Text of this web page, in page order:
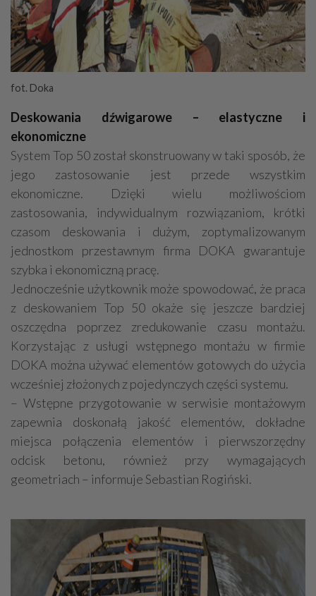
fot. Doka
Deskowania dźwigarowe – elastyczne i
ekonomiczne
System Top 50 został skonstruowany w taki sposób, że
jego zastosowanie jest przede wszystkim
ekonomiczne. Dzięki wielu możliwościom
zastosowania, indywidualnym rozwiązaniom, krótki
czasom deskowania i dużym, zoptymalizowanym
jednostkom przestawnym firma DOKA gwarantuje
szybka i ekonomiczną pracę.
Jednocześnie użytkownik może spowodować, że praca
z deskowaniem Top 50 okaże się jeszcze bardziej
oszczędna poprzez zredukowanie czasu montażu.
Korzystając z usługi wstępnego montażu w firmie
DOKA można używać elementów gotowych do użycia
wcześniej złożonych z pojedynczych części systemu.
– Wstępne przygotowanie w serwisie montażowym
zapewnia doskonałą jakość elementów, dokładne
miejsca połączenia elementów i pierwszorzędny
odcisk betonu, również przy wymagających
geometriach – informuje Sebastian Rogiński.